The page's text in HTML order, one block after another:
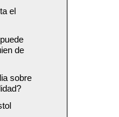
el
de
sobre